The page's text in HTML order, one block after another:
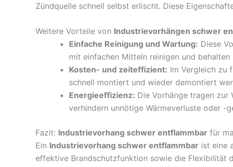
Zündquelle schnell selbst erlischt. Diese
Weitere Vorteile von Industrievorhängen schwer
Einfache Reinigung und Wartung: Diese
mit einfachen Mitteln reinigen und
Kosten- und zeiteffizient: Im Vergleich zu
schnell montiert und wieder demontiert
Energieeffizienz: Die Vorhänge tragen zur
verhindern unnötige Wärmeverluste oder -
Fazit: Industrievorhang schwer entflammbar für
Ein Industrievorhang schwer entflammbar ist eine
effektive Brandschutzfunktion sowie die Flexibilität